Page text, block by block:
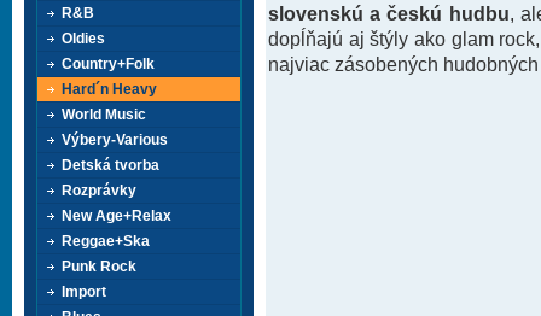
slovenskú a českú hudbu ,
dopĺňajú aj štýly ako glam
najviac zásobených
R&B
Oldies
Country+Folk
Hard´n Heavy
World Music
Výbery-Various
Detská tvorba
Rozprávky
New Age+Relax
Reggae+Ska
Punk Rock
Import